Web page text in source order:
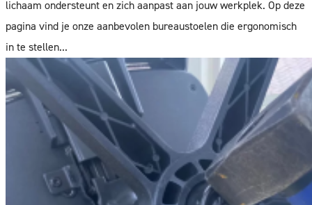
lichaam ondersteunt en zich aanpast aan jouw werkplek. Op deze
pagina vind je onze aanbevolen bureaustoelen die ergonomisch
in te stellen...